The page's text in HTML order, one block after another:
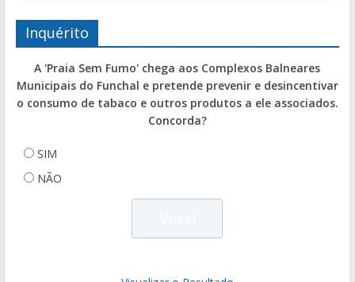
Inquérito
A 'Praia Sem Fumo' chega aos Complexos Balneares
Municipais do Funchal e pretende prevenir e desincentivar
o consumo de tabaco e outros produtos a ele associados.
Concorda?
SIM
NÃO